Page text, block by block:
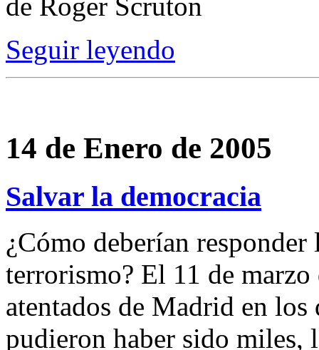
Seguir leyendo
14 de Enero de 2005
Salvar la democracia
¿Cómo deberían responder
terrorismo? El 11 de marzo
atentados de Madrid en
pudieron haber sido miles,